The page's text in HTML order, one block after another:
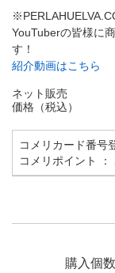
YouTuberの皆様に
す！
紹介動画はこちら
ネット販売
価格（税込）
コメリカード番号
コメリポイント ：
購入個数